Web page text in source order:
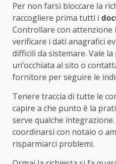
Per non farsi bloccare la
raccogliere prima tutti i
Controllare con attenzione
verificare i dati anagrafici
difficili da sistemare. Vale
un’occhiata al sito o
fornitore per seguire le
Tenere traccia di tutte le
capire a che punto è la
serve qualche
coordinarsi con notaio o
risparmiarci problemi.